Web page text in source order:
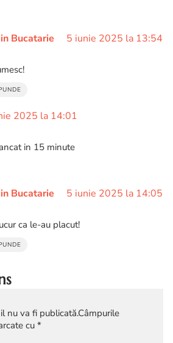
Bucatarie 5 iunie 2025 la 13:54
2025 la 14:01
in 15 minute
Bucatarie 5 iunie 2025 la 14:05
ca le-au placut!
nu va fi publicată.Câmpurile
cu *